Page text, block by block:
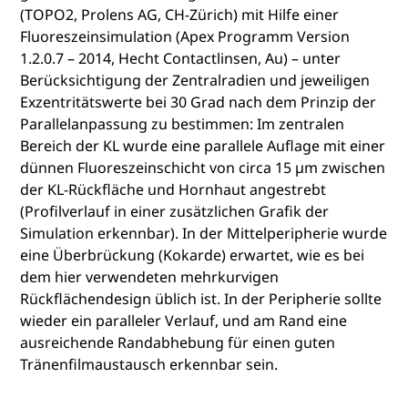
(TOPO2, Prolens AG, CH-Zürich) mit Hilfe einer
Fluoreszeinsimulation (Apex Programm Version
1.2.0.7 – 2014, Hecht Contactlinsen, Au) – unter
Berücksichtigung der Zentralradien und jeweiligen
Exzentritätswerte bei 30 Grad nach dem Prinzip der
Parallelanpassung zu bestimmen: Im zentralen
Bereich der KL wurde eine parallele Auflage mit einer
dünnen Fluoreszeinschicht von circa 15 µm zwischen
der KL-Rückfläche und Hornhaut angestrebt
(Profilverlauf in einer zusätzlichen Grafik der
Simulation erkennbar). In der Mittelperipherie wurde
eine Überbrückung (Kokarde) erwartet, wie es bei
dem hier verwendeten mehrkurvigen
Rückflächendesign üblich ist. In der Peripherie sollte
wieder ein paralleler Verlauf, und am Rand eine
ausreichende Randabhebung für einen guten
Tränenfilmaustausch erkennbar sein.